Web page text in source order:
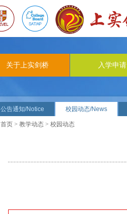
关于上实剑桥 入学申请
公告通知/Notice 校园动态/News
首页 > 教学动态 > 校园动态